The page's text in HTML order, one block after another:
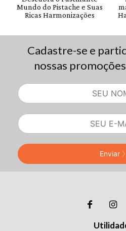
Cadastre-se e
nossas
Enviar